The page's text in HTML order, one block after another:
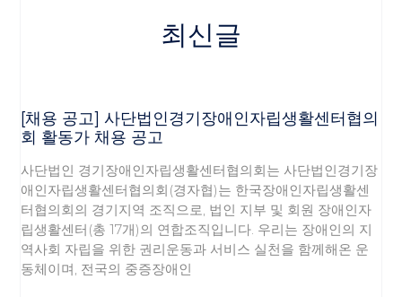
최신글
[채용 공고] 사단법인경기장애인자립생활센터협의
회 활동가 채용 공고
사단법인 경기장애인자립생활센터협의회는 사단법인경기장
애인자립생활센터협의회(경자협)는 한국장애인자립생활센
터협의회의 경기지역 조직으로, 법인 지부 및 회원 장애인자
립생활센터(총 17개)의 연합조직입니다. 우리는 장애인의 지
역사회 자립을 위한 권리운동과 서비스 실천을 함께해온 운
동체이며, 전국의 중증장애인